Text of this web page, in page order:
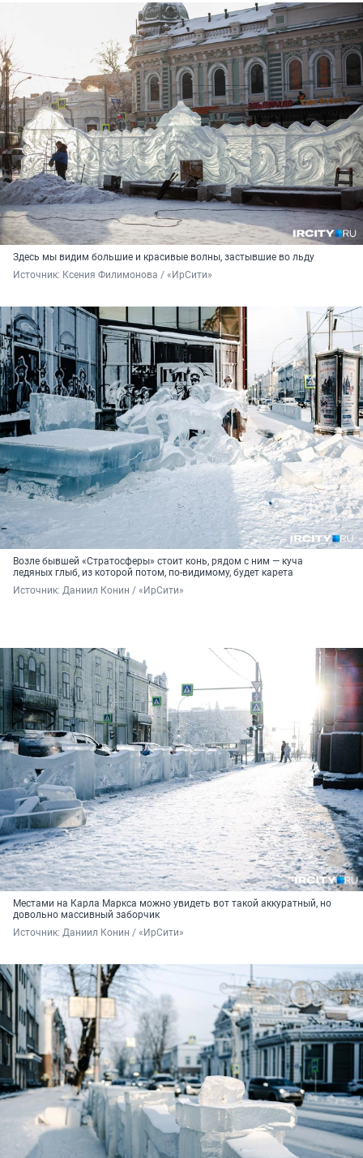
Здесь мы видим большие и красивые волны, застывшие во льду
Источник: Ксения Филимонова / «ИрСити»
Возле бывшей «Стратосферы» стоит конь, рядом с ним — куча
ледяных глыб, из которой потом, по-видимому, будет карета
Источник: Даниил Конин / «ИрСити»
Местами на Карла Маркса можно увидеть вот такой аккуратный, но
довольно массивный заборчик
Источник: Даниил Конин / «ИрСити»